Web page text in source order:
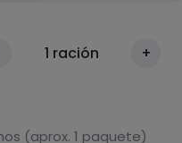
1 ración +
(aprox. 1 paquete)
il tofu con la